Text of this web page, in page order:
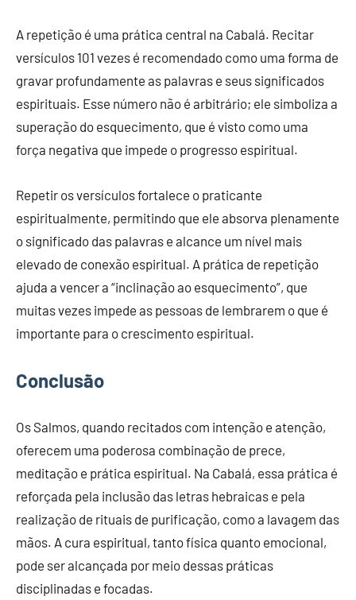
A repetição é uma prática central na Cabalá. Recitar
versículos 101 vezes é recomendado como uma forma de
gravar profundamente as palavras e seus significados
espirituais. Esse número não é arbitrário; ele simboliza a
superação do esquecimento, que é visto como uma
força negativa que impede o progresso espiritual.
Repetir os versículos fortalece o praticante
espiritualmente, permitindo que ele absorva plenamente
o significado das palavras e alcance um nível mais
elevado de conexão espiritual. A prática de repetição
ajuda a vencer a “inclinação ao esquecimento”, que
muitas vezes impede as pessoas de lembrarem o que é
importante para o crescimento espiritual.
Conclusão
Os Salmos, quando recitados com intenção e atenção,
oferecem uma poderosa combinação de prece,
meditação e prática espiritual. Na Cabalá, essa prática é
reforçada pela inclusão das letras hebraicas e pela
realização de rituais de purificação, como a lavagem das
mãos. A cura espiritual, tanto física quanto emocional,
pode ser alcançada por meio dessas práticas
disciplinadas e focadas.